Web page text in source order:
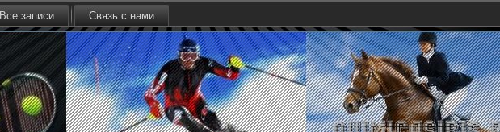
Все записи Связь с нами